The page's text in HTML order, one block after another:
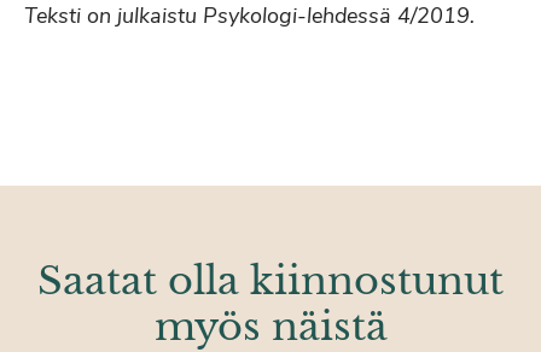
Teksti on julkaistu Psykologi-lehdessä 4/2019.
Saatat olla kiinnostunut
myös näistä